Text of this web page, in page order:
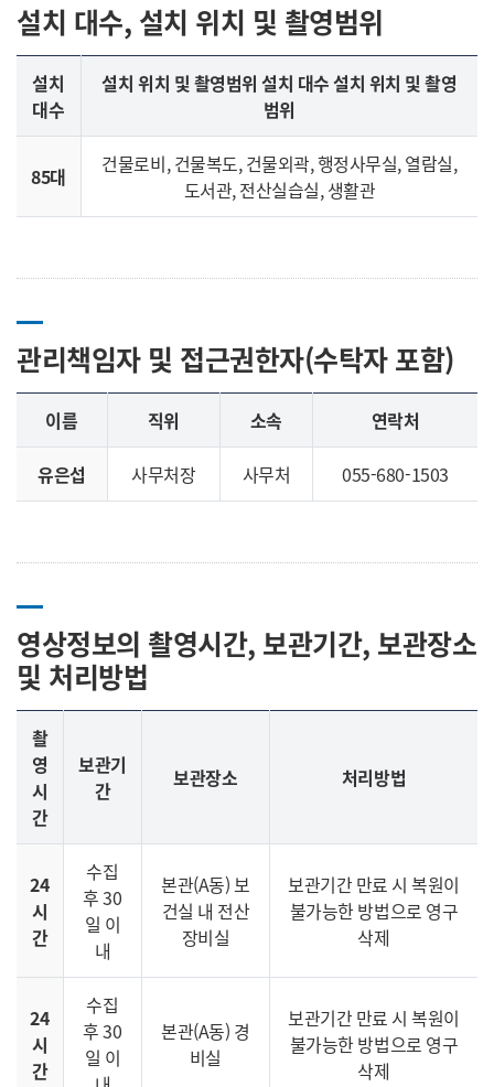
설치 대수, 설치 위치 및 촬영범위
설치
대수
설치 위치 및 촬영범위 설치 대수 설치 위치 및 촬영
범위
85대
건물로비, 건물복도, 건물외곽, 행정사무실, 열람실,
도서관, 전산실습실, 생활관
관리책임자 및 접근권한자(수탁자 포함)
이름 직위 소속 연락처
유은섭 사무처장 사무처 055-680-1503
영상정보의 촬영시간, 보관기간, 보관장소
및 처리방법
촬
영
시
간
보관기
간
보관장소 처리방법
24
시
간
수집
후 30
일 이
내
본관(A동) 보
건실 내 전산
장비실
보관기간 만료 시 복원이
불가능한 방법으로 영구
삭제
24
시
간
수집
후 30
일 이
본관(A동) 경
비실
보관기간 만료 시 복원이
불가능한 방법으로 영구
삭제